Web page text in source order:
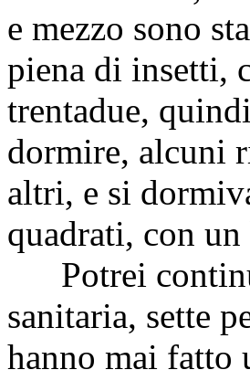
e mezzo sono
piena di insetti,
trentadue,
dormire, alcuni
altri, e si
quadrati, con
Potrei
sanitaria, sette
hanno mai fatto